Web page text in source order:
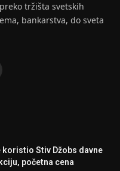
tržišta svetskih
bankarstva, do sveta
Stiv Džobs davne
početna cena